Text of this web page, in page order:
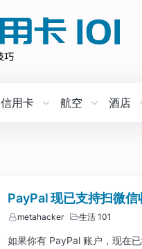
信用卡 航空 酒店
PayPal 现已支持扫微
metahacker 生活 101
如果你有 PayPal 账户，现在